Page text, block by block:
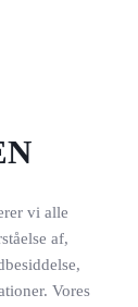
vi alle
af,
Vores